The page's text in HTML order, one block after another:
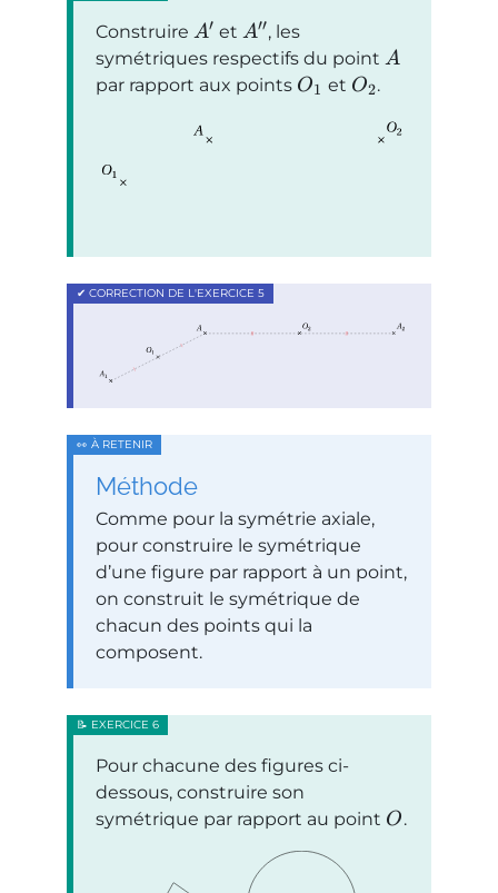
Construire A′ et A′′, les
symétriques respectifs du point A
par rapport aux points O1 et O2.
Méthode
Comme pour la symétrie axiale,
pour construire le symétrique
d’une figure par rapport à un point,
on construit le symétrique de
chacun des points qui la
composent.
Pour chacune des figures ci-
dessous, construire son
symétrique par rapport au point O.